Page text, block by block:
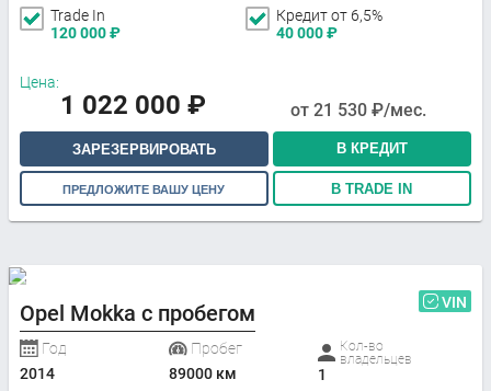
Trade In
120 000₽
Кредит от 6,5%
40 000₽
Цена:
1 022 000 ₽ от 21 530 ₽/мес.
ЗАРЕЗЕРВИРОВАТЬ В КРЕДИТ
ПРЕДЛОЖИТЕ ВАШУ ЦЕНУ В TRADE IN
Opel Mokka с пробегом VIN
Год
2014
Пробег
89000 км
Кол-во
владельцев
1